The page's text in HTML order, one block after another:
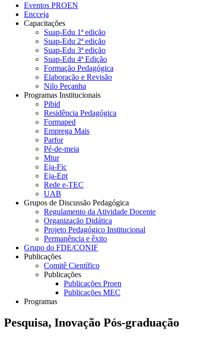
Eventos PROEN
Encceja
Capacitações
Suap-Edu 1ª edição
Suap-Edu 2ª edição
Suap-Edu 3ª edição
Suap-Edu 4ª Edição
Formação Pedagógica
Elaboração e Revisão
Nilo Peçanha
Programas Institucionais
Pibid
Residência Pedagógica
Formaped
Emprega Mais
Parfor
Pé-de-meia
Mtur
Eja-Fic
Eja-Ept
Rede e-TEC
UAB
Grupos de Discussão Pedagógica
Regulamento da Atividade Docente
Organização Didática
Projeto Pedagógico Institucional
Permanência e êxito
Grupo do FDE/CONIF
Publicações
Comitê Científico
Publicações
Publicações Proen
Publicações MEC
Programas
Pesquisa, Inovação Pós-graduação